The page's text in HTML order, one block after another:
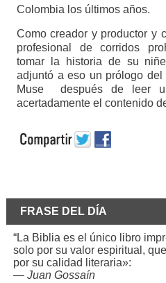
Colombia los últimos años.
Como creador y productor y
profesional de corridos
tomar la historia de su
adjuntó a eso un prólogo del
Muse después de leer
acertadamente el contenido
FRASE DEL DÍA
“La Biblia es el único libro
solo por su valor espiritual,
por su calidad literaria»:
— Juan Gossaín